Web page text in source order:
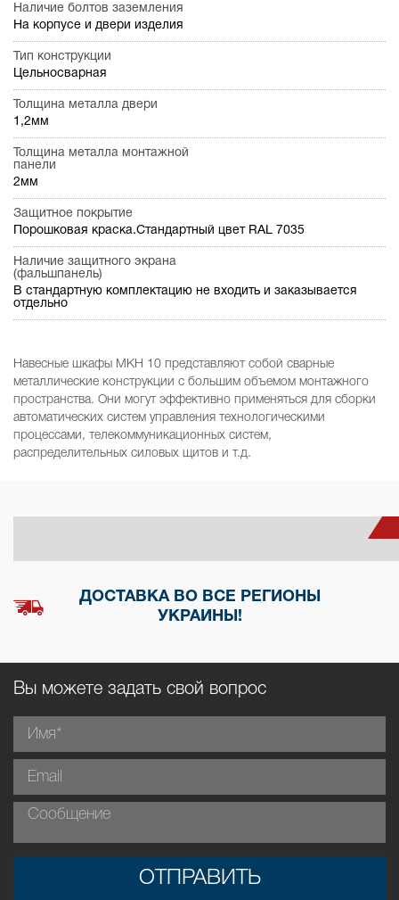
Наличие болтов заземления
На корпусе и двери изделия
Тип конструкции
Цельносварная
Толщина металла двери
1,2мм
Толщина металла монтажной
панели
2мм
Защитное покрытие
Порошковая краска.Стандартный цвет RAL 7035
Наличие защитного экрана
(фальшпанель)
В стандартную комплектацию не входить и заказывается
отдельно
Навесные шкафы МКН 10 представляют собой сварные
металлические конструкции с большим объемом монтажного
пространства. Они могут эффективно применяться для сборки
автоматических систем управления технологическими
процессами, телекоммуникационных систем,
распределительных силовых щитов и т.д.
ДОСТАВКА ВО ВСЕ РЕГИОНЫ
УКРАИНЫ!
Вы можете задать свой вопрос
ОТПРАВИТЬ